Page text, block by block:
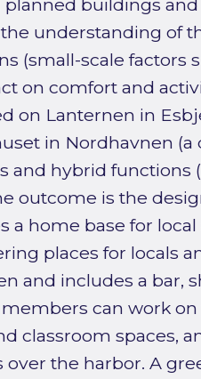
buildings and
understanding of
(small-scale factors
on comfort and
on Lanternen in
in Nordhavnen (a
and hybrid
outcome is the
a home base for
places for locals
and includes a bar,
can work
classroom spaces,
over the harbor. A